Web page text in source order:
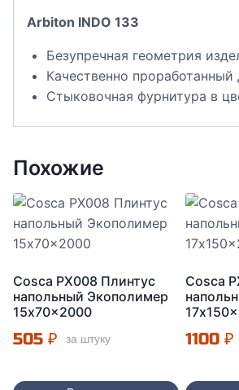
Arbiton INDO 133
Безупречная геометрия
Качественно проработанный
Стыковочная фурнитура в
Похожие
Cosca PX008 Плинтус
напольный Экополимер
15x70x2000
505 ₽ за штуку
Cosca
1100 ₽